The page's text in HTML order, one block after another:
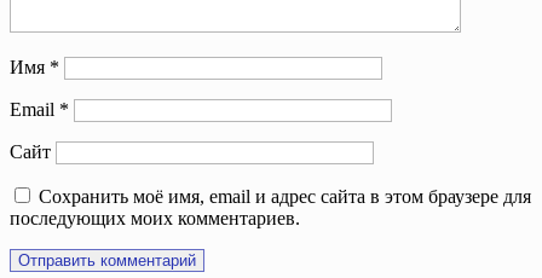
Имя *
Email *
Сайт
Сохранить моё имя, email и адрес сайта в этом браузере для
последующих моих комментариев.